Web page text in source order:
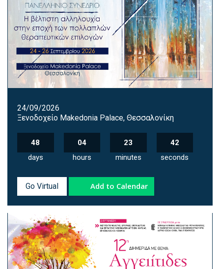
24/09/2026
Ξενοδοχείο Makedonia Palace, Θεσσαλονίκη
48
days
04
hours
23
minutes
41
seconds
Go Virtual Add to Calendar